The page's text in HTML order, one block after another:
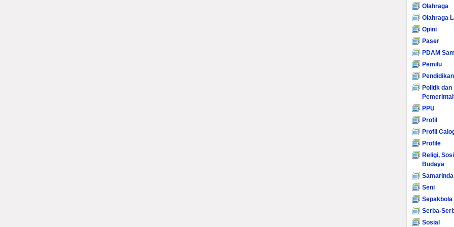
Olahraga
Olahraga
Opini
Paser
PDAM
Pemilu
Pendidikan
Politik dan
PPU
Profil
Profil
Profile
Religi,
Budaya
Samarinda
Seni
Sepakbola
Serba-
Sosial